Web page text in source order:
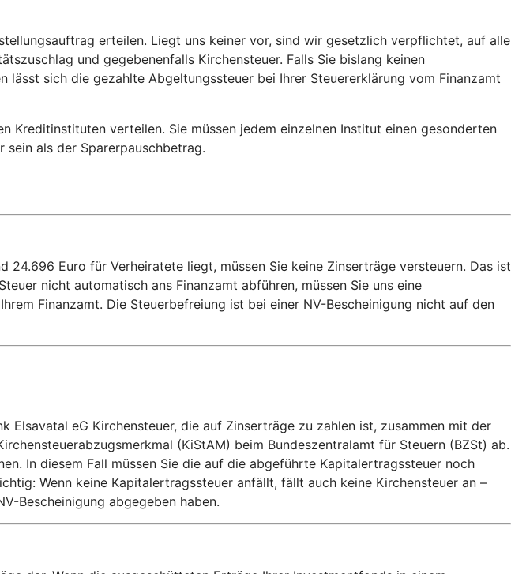
erteilen. Liegt uns keiner vor, sind wir gesetzlich verpflichtet, auf alle
und gegebenenfalls Kirchensteuer. Falls Sie bislang keinen
sich die gezahlte Abgeltungssteuer bei Ihrer Steuererklärung vom Finanzamt
Kreditinstituten verteilen. Sie müssen jedem einzelnen Institut einen gesonderten
als der Sparerpauschbetrag.
Euro für Verheiratete liegt, müssen Sie keine Zinserträge versteuern. Das ist
nicht automatisch ans Finanzamt abführen, müssen Sie uns eine
Finanzamt. Die Steuerbefreiung ist bei einer NV-Bescheinigung nicht auf den
eG Kirchensteuer, die auf Zinserträge zu zahlen ist, zusammen mit der
(KiStAM) beim Bundeszentralamt für Steuern (BZSt) ab.
In diesem Fall müssen Sie die auf die abgeführte Kapitalertragssteuer noch
Wenn keine Kapitalertragssteuer anfällt, fällt auch keine Kirchensteuer an –
Bescheinigung abgegeben haben.